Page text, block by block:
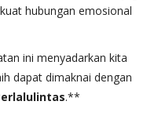
hubungan emosional
ini menyadarkan kita
dapat dimaknai dengan
.**